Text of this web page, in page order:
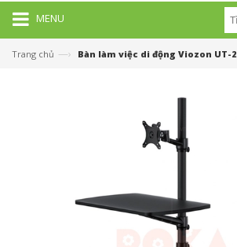
MENU
Trang chủ —› Bàn làm việc di động Viozon UT-2